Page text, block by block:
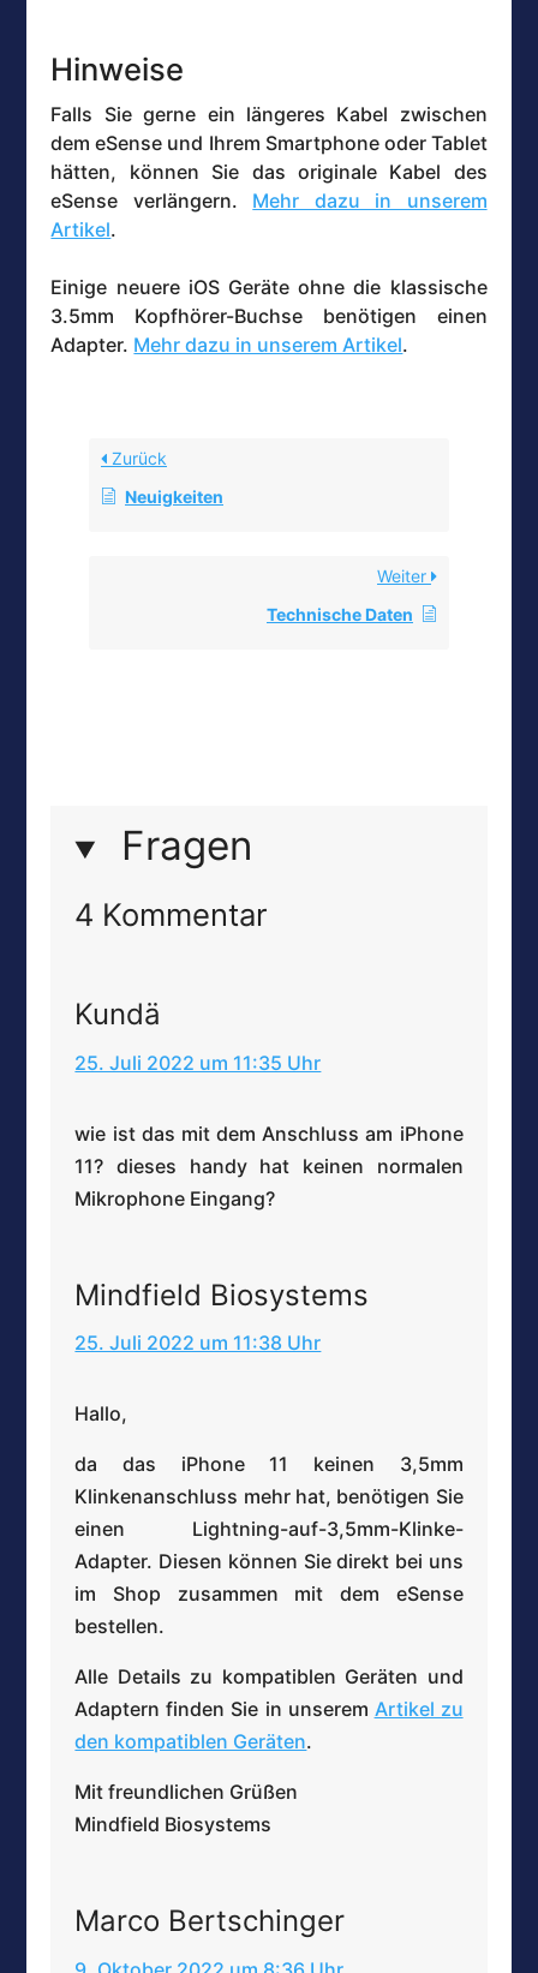
Hinweise
Falls Sie gerne ein längeres Kabel zwischen
dem eSense und Ihrem Smartphone oder Tablet
hätten, können Sie das originale Kabel des
eSense verlängern. Mehr dazu in unserem
Artikel.
Einige neuere iOS Geräte ohne die klassische
3.5mm Kopfhörer-Buchse benötigen einen
Adapter. Mehr dazu in unserem Artikel.
Zurück
Neuigkeiten
Weiter
Technische Daten
Fragen
4 Kommentar
Kundä
25. Juli 2022 um 11:35 Uhr
wie ist das mit dem Anschluss am iPhone
11? dieses handy hat keinen normalen
Mikrophone Eingang?
Mindfield Biosystems
25. Juli 2022 um 11:38 Uhr
Hallo,
da das iPhone 11 keinen 3,5mm
Klinkenanschluss mehr hat, benötigen Sie
einen Lightning-auf-3,5mm-Klinke-
Adapter. Diesen können Sie direkt bei uns
im Shop zusammen mit dem eSense
bestellen.
Alle Details zu kompatiblen Geräten und
Adaptern finden Sie in unserem Artikel zu
den kompatiblen Geräten.
Mit freundlichen Grüßen
Mindfield Biosystems
Marco Bertschinger